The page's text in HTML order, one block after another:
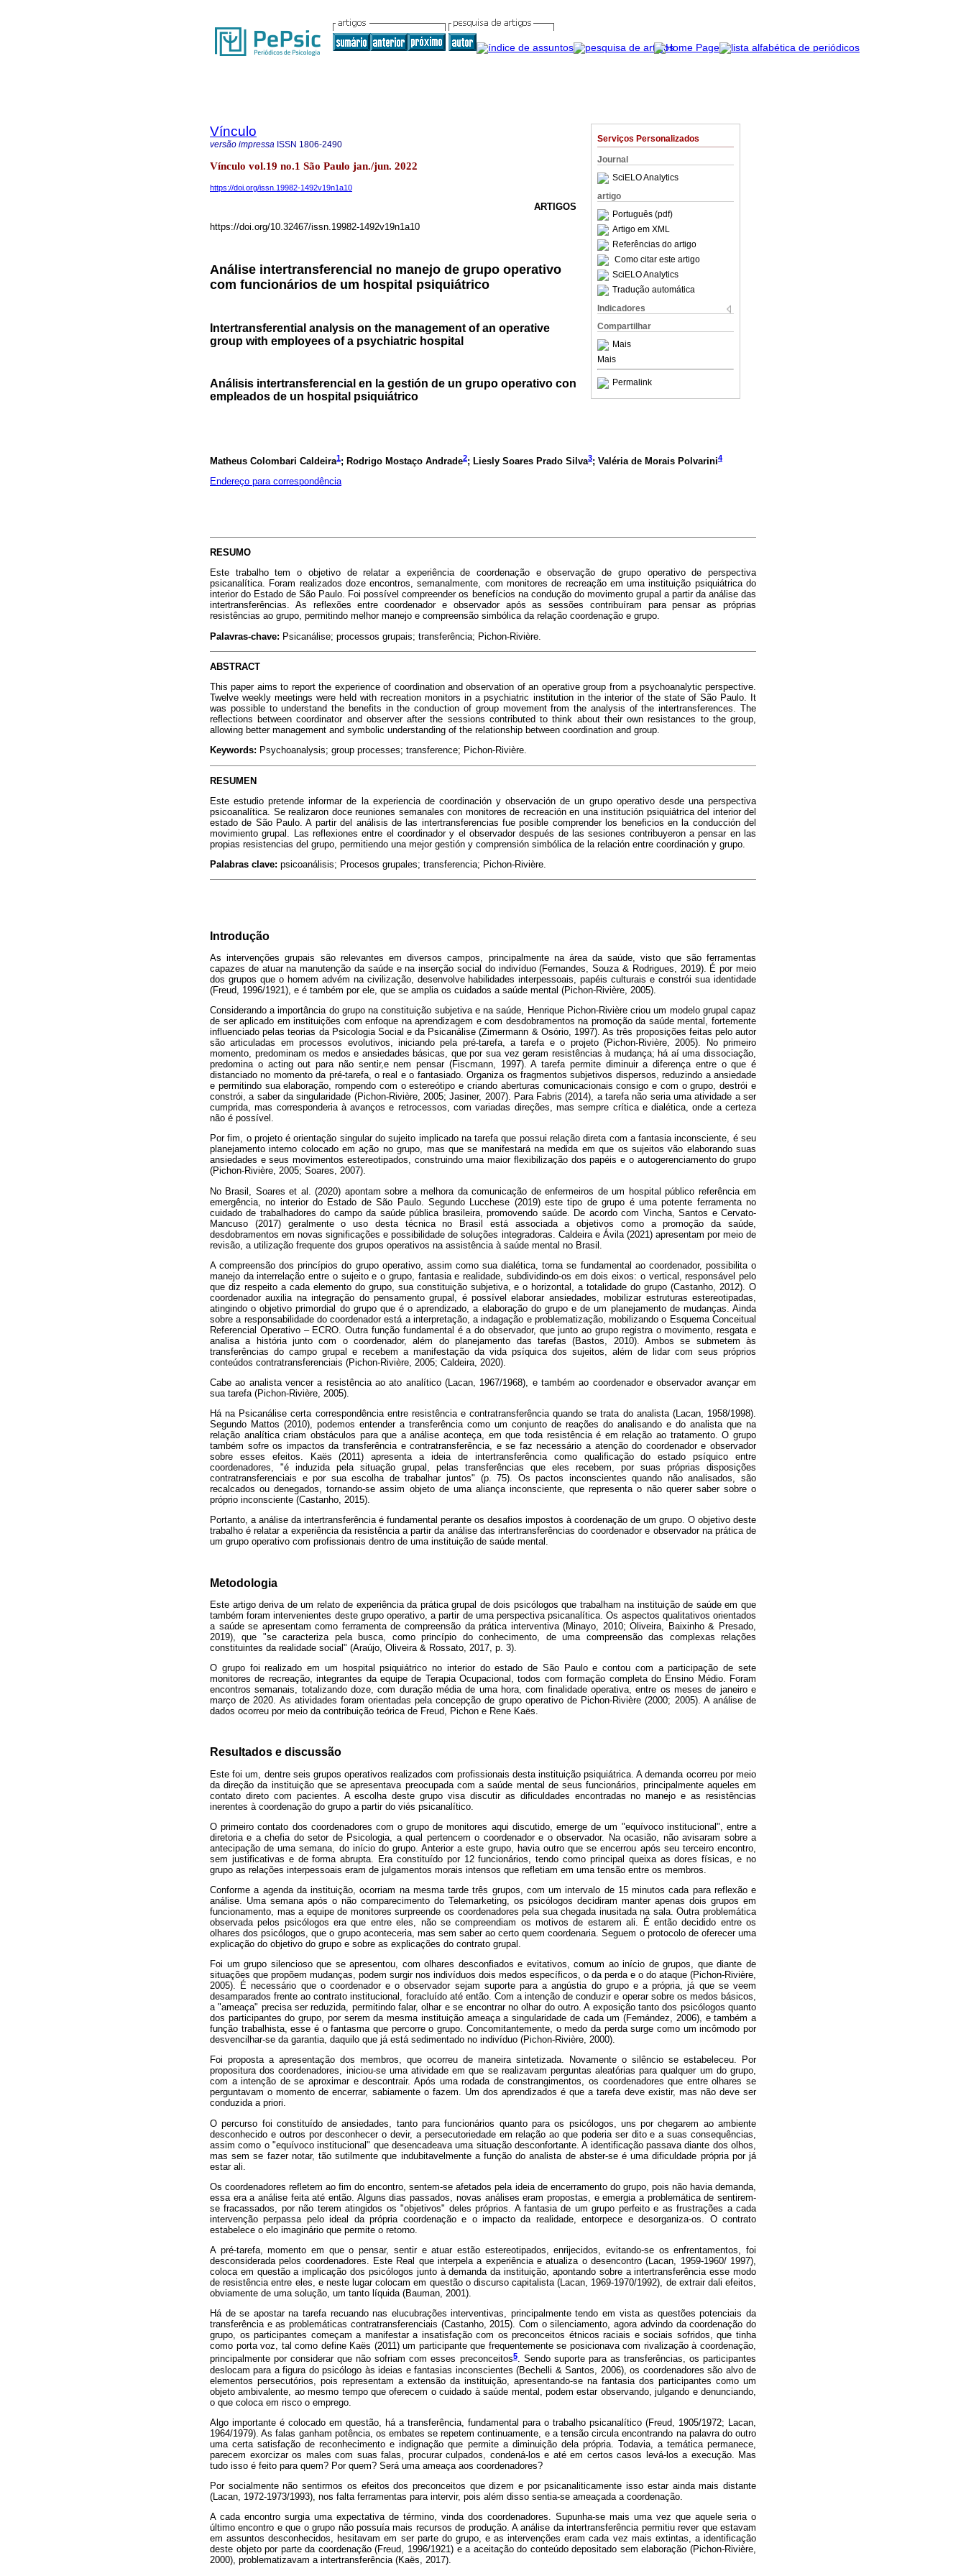
Serviços Personalizados
Journal
SciELO Analytics
artigo
Português (pdf)
Artigo em XML
Referências do artigo
Como citar este artigo
SciELO Analytics
Tradução automática
Indicadores
Compartilhar
Mais
Mais
Permalink
Vínculo
versão impressa ISSN 1806-2490
Vínculo vol.19 no.1 São Paulo jan./jun. 2022
https://doi.org/issn.19982-1492v19n1a10
ARTIGOS
https://doi.org/10.32467/issn.19982-1492v19n1a10
Análise intertransferencial no manejo de grupo operativo
com funcionários de um hospital psiquiátrico
Intertransferential analysis on the management of an operative
group with employees of a psychiatric hospital
Análisis intertransferencial en la gestión de un grupo operativo con
empleados de un hospital psiquiátrico
Matheus Colombari Caldeira1; Rodrigo Mostaço Andrade2; Liesly Soares Prado Silva3; Valéria de Morais Polvarini4
Endereço para correspondência
RESUMO
Este trabalho tem o objetivo de relatar a experiência de coordenação e observação de grupo operativo de perspectiva
psicanalítica. Foram realizados doze encontros, semanalmente, com monitores de recreação em uma instituição psiquiátrica do
interior do Estado de São Paulo. Foi possível compreender os benefícios na condução do movimento grupal a partir da análise das
intertransferências. As reflexões entre coordenador e observador após as sessões contribuíram para pensar as próprias
resistências ao grupo, permitindo melhor manejo e compreensão simbólica da relação coordenação e grupo.
Palavras-chave: Psicanálise; processos grupais; transferência; Pichon-Rivière.
ABSTRACT
This paper aims to report the experience of coordination and observation of an operative group from a psychoanalytic perspective.
Twelve weekly meetings were held with recreation monitors in a psychiatric institution in the interior of the state of São Paulo. It
was possible to understand the benefits in the conduction of group movement from the analysis of the intertransferences. The
reflections between coordinator and observer after the sessions contributed to think about their own resistances to the group,
allowing better management and symbolic understanding of the relationship between coordination and group.
Keywords: Psychoanalysis; group processes; transference; Pichon-Rivière.
RESUMEN
Este estudio pretende informar de la experiencia de coordinación y observación de un grupo operativo desde una perspectiva
psicoanalítica. Se realizaron doce reuniones semanales con monitores de recreación en una institución psiquiátrica del interior del
estado de São Paulo. A partir del análisis de las intertransferencias fue posible comprender los beneficios en la conducción del
movimiento grupal. Las reflexiones entre el coordinador y el observador después de las sesiones contribuyeron a pensar en las
propias resistencias del grupo, permitiendo una mejor gestión y comprensión simbólica de la relación entre coordinación y grupo.
Palabras clave: psicoanálisis; Procesos grupales; transferencia; Pichon-Rivière.
Introdução
As intervenções grupais são relevantes em diversos campos, principalmente na área da saúde, visto que são ferramentas
capazes de atuar na manutenção da saúde e na inserção social do indivíduo (Fernandes, Souza & Rodrigues, 2019). É por meio
dos grupos que o homem advém na civilização, desenvolve habilidades interpessoais, papéis culturais e constrói sua identidade
(Freud, 1996/1921), e é também por ele, que se amplia os cuidados a saúde mental (Pichon-Rivière, 2005).
Considerando a importância do grupo na constituição subjetiva e na saúde, Henrique Pichon-Rivière criou um modelo grupal capaz
de ser aplicado em instituições com enfoque na aprendizagem e com desdobramentos na promoção da saúde mental, fortemente
influenciado pelas teorias da Psicologia Social e da Psicanálise (Zimermann & Osório, 1997). As três proposições feitas pelo autor
são articuladas em processos evolutivos, iniciando pela pré-tarefa, a tarefa e o projeto (Pichon-Rivière, 2005). No primeiro
momento, predominam os medos e ansiedades básicas, que por sua vez geram resistências à mudança; há aí uma dissociação,
predomina o acting out para não sentir,e nem pensar (Fiscmann, 1997). A tarefa permite diminuir a diferença entre o que é
distanciado no momento da pré-tarefa, o real e o fantasiado. Organiza os fragmentos subjetivos dispersos, reduzindo a ansiedade
e permitindo sua elaboração, rompendo com o estereótipo e criando aberturas comunicacionais consigo e com o grupo, destrói e
constrói, a saber da singularidade (Pichon-Rivière, 2005; Jasiner, 2007). Para Fabris (2014), a tarefa não seria uma atividade a ser
cumprida, mas corresponderia à avanços e retrocessos, com variadas direções, mas sempre crítica e dialética, onde a certeza
não é possível.
Por fim, o projeto é orientação singular do sujeito implicado na tarefa que possui relação direta com a fantasia inconsciente, é seu
planejamento interno colocado em ação no grupo, mas que se manifestará na medida em que os sujeitos vão elaborando suas
ansiedades e seus movimentos estereotipados, construindo uma maior flexibilização dos papéis e o autogerenciamento do grupo
(Pichon-Rivière, 2005; Soares, 2007).
No Brasil, Soares et al. (2020) apontam sobre a melhora da comunicação de enfermeiros de um hospital público referência em
emergência, no interior do Estado de São Paulo. Segundo Lucchese (2019) este tipo de grupo é uma potente ferramenta no
cuidado de trabalhadores do campo da saúde pública brasileira, promovendo saúde. De acordo com Vincha, Santos e Cervato-
Mancuso (2017) geralmente o uso desta técnica no Brasil está associada a objetivos como a promoção da saúde,
desdobramentos em novas significações e possibilidade de soluções integradoras. Caldeira e Ávila (2021) apresentam por meio de
revisão, a utilização frequente dos grupos operativos na assistência à saúde mental no Brasil.
A compreensão dos princípios do grupo operativo, assim como sua dialética, torna se fundamental ao coordenador, possibilita o
manejo da interrelação entre o sujeito e o grupo, fantasia e realidade, subdividindo-os em dois eixos: o vertical, responsável pelo
que diz respeito a cada elemento do grupo, sua constituição subjetiva, e o horizontal, a totalidade do grupo (Castanho, 2012). O
coordenador auxilia na integração do pensamento grupal, é possível elaborar ansiedades, mobilizar estruturas estereotipadas,
atingindo o objetivo primordial do grupo que é o aprendizado, a elaboração do grupo e de um planejamento de mudanças. Ainda
sobre a responsabilidade do coordenador está a interpretação, a indagação e problematização, mobilizando o Esquema Conceitual
Referencial Operativo – ECRO. Outra função fundamental é a do observador, que junto ao grupo registra o movimento, resgata e
analisa a história junto com o coordenador, além do planejamento das tarefas (Bastos, 2010). Ambos se submetem às
transferências do campo grupal e recebem a manifestação da vida psíquica dos sujeitos, além de lidar com seus próprios
conteúdos contratransferenciais (Pichon-Rivière, 2005; Caldeira, 2020).
Cabe ao analista vencer a resistência ao ato analítico (Lacan, 1967/1968), e também ao coordenador e observador avançar em
sua tarefa (Pichon-Rivière, 2005).
Há na Psicanálise certa correspondência entre resistência e contratransferência quando se trata do analista (Lacan, 1958/1998).
Segundo Mattos (2010), podemos entender a transferência como um conjunto de reações do analisando e do analista que na
relação analítica criam obstáculos para que a análise aconteça, em que toda resistência é em relação ao tratamento. O grupo
também sofre os impactos da transferência e contratransferência, e se faz necessário a atenção do coordenador e observador
sobre esses efeitos. Kaës (2011) apresenta a ideia de intertransferência como qualificação do estado psíquico entre
coordenadores, "é induzida pela situação grupal, pelas transferências que eles recebem, por suas próprias disposições
contratransferenciais e por sua escolha de trabalhar juntos" (p. 75). Os pactos inconscientes quando não analisados, são
recalcados ou denegados, tornando-se assim objeto de uma aliança inconsciente, que representa o não querer saber sobre o
próprio inconsciente (Castanho, 2015).
Portanto, a análise da intertransferência é fundamental perante os desafios impostos à coordenação de um grupo. O objetivo deste
trabalho é relatar a experiência da resistência a partir da análise das intertransferências do coordenador e observador na prática de
um grupo operativo com profissionais dentro de uma instituição de saúde mental.
Metodologia
Este artigo deriva de um relato de experiência da prática grupal de dois psicólogos que trabalham na instituição de saúde em que
também foram intervenientes deste grupo operativo, a partir de uma perspectiva psicanalítica. Os aspectos qualitativos orientados
a saúde se apresentam como ferramenta de compreensão da prática interventiva (Minayo, 2010; Oliveira, Baixinho & Presado,
2019), que "se caracteriza pela busca, como princípio do conhecimento, de uma compreensão das complexas relações
constituintes da realidade social" (Araújo, Oliveira & Rossato, 2017, p. 3).
O grupo foi realizado em um hospital psiquiátrico no interior do estado de São Paulo e contou com a participação de sete
monitores de recreação, integrantes da equipe de Terapia Ocupacional, todos com formação completa do Ensino Médio. Foram
encontros semanais, totalizando doze, com duração média de uma hora, com finalidade operativa, entre os meses de janeiro e
março de 2020. As atividades foram orientadas pela concepção de grupo operativo de Pichon-Rivière (2000; 2005). A análise de
dados ocorreu por meio da contribuição teórica de Freud, Pichon e Rene Kaës.
Resultados e discussão
Este foi um, dentre seis grupos operativos realizados com profissionais desta instituição psiquiátrica. A demanda ocorreu por meio
da direção da instituição que se apresentava preocupada com a saúde mental de seus funcionários, principalmente aqueles em
contato direto com pacientes. A escolha deste grupo visa discutir as dificuldades encontradas no manejo e as resistências
inerentes à coordenação do grupo a partir do viés psicanalítico.
O primeiro contato dos coordenadores com o grupo de monitores aqui discutido, emerge de um "equívoco institucional", entre a
diretoria e a chefia do setor de Psicologia, a qual pertencem o coordenador e o observador. Na ocasião, não avisaram sobre a
antecipação de uma semana, do início do grupo. Anterior a este grupo, havia outro que se encerrou após seu terceiro encontro,
sem justificativas e de forma abrupta. Era constituído por 12 funcionários, tendo como principal queixa as dores físicas, e no
grupo as relações interpessoais eram de julgamentos morais intensos que refletiam em uma tensão entre os membros.
Conforme a agenda da instituição, ocorriam na mesma tarde três grupos, com um intervalo de 15 minutos cada para reflexão e
análise. Uma semana após o não comparecimento do Telemarketing, os psicólogos decidiram manter apenas dois grupos em
funcionamento, mas a equipe de monitores surpreende os coordenadores pela sua chegada inusitada na sala. Outra problemática
observada pelos psicólogos era que entre eles, não se compreendiam os motivos de estarem ali. É então decidido entre os
olhares dos psicólogos, que o grupo aconteceria, mas sem saber ao certo quem coordenaria. Seguem o protocolo de oferecer uma
explicação do objetivo do grupo e sobre as explicações do contrato grupal.
Foi um grupo silencioso que se apresentou, com olhares desconfiados e evitativos, comum ao início de grupos, que diante de
situações que propõem mudanças, podem surgir nos indivíduos dois medos específicos, o da perda e o do ataque (Pichon-Rivière,
2005). É necessário que o coordenador e o observador sejam suporte para a angústia do grupo e a própria, já que se veem
desamparados frente ao contrato institucional, foracluído até então. Com a intenção de conduzir e operar sobre os medos básicos,
a "ameaça" precisa ser reduzida, permitindo falar, olhar e se encontrar no olhar do outro. A exposição tanto dos psicólogos quanto
dos participantes do grupo, por serem da mesma instituição ameaça a singularidade de cada um (Fernández, 2006), e também a
função trabalhista, esse é o fantasma que percorre o grupo. Concomitantemente, o medo da perda surge como um incômodo por
desvencilhar-se da garantia, daquilo que já está sedimentado no indivíduo (Pichon-Rivière, 2000).
Foi proposta a apresentação dos membros, que ocorreu de maneira sintetizada. Novamente o silêncio se estabeleceu. Por
propositura dos coordenadores, iniciou-se uma atividade em que se realizavam perguntas aleatórias para qualquer um do grupo,
com a intenção de se aproximar e descontrair. Após uma rodada de constrangimentos, os coordenadores que entre olhares se
perguntavam o momento de encerrar, sabiamente o fazem. Um dos aprendizados é que a tarefa deve existir, mas não deve ser
conduzida a priori.
O percurso foi constituído de ansiedades, tanto para funcionários quanto para os psicólogos, uns por chegarem ao ambiente
desconhecido e outros por desconhecer o devir, a persecutoriedade em relação ao que poderia ser dito e a suas consequências,
assim como o "equívoco institucional" que desencadeava uma situação desconfortante. A identificação passava diante dos olhos,
mas sem se fazer notar, tão sutilmente que indubitavelmente a função do analista de abster-se é uma dificuldade própria por já
estar ali.
Os coordenadores refletem ao fim do encontro, sentem-se afetados pela ideia de encerramento do grupo, pois não havia demanda,
essa era a análise feita até então. Alguns dias passados, novas análises eram propostas, e emergia a problemática de sentirem-
se fracassados, por não terem atingidos os "objetivos" deles próprios. A fantasia de um grupo perfeito e as frustrações a cada
intervenção perpassa pelo ideal da própria coordenação e o impacto da realidade, entorpece e desorganiza-os. O contrato
estabelece o elo imaginário que permite o retorno.
A pré-tarefa, momento em que o pensar, sentir e atuar estão estereotipados, enrijecidos, evitando-se os enfrentamentos, foi
desconsiderada pelos coordenadores. Este Real que interpela a experiência e atualiza o desencontro (Lacan, 1959-1960/ 1997),
coloca em questão a implicação dos psicólogos junto à demanda da instituição, apontando sobre a intertransferência esse modo
de resistência entre eles, e neste lugar colocam em questão o discurso capitalista (Lacan, 1969-1970/1992), de extrair dali efeitos,
obviamente de uma solução, um tanto líquida (Bauman, 2001).
Há de se apostar na tarefa recuando nas elucubrações interventivas, principalmente tendo em vista as questões potenciais da
transferência e as problemáticas contratransferenciais (Castanho, 2015). Com o silenciamento, agora advindo da coordenação do
grupo, os participantes começam a manifestar a insatisfação com os preconceitos étnicos raciais e sociais sofridos, que tinha
como porta voz, tal como define Kaës (2011) um participante que frequentemente se posicionava com rivalização à coordenação,
principalmente por considerar que não sofriam com esses preconceitos5. Sendo suporte para as transferências, os participantes
deslocam para a figura do psicólogo às ideias e fantasias inconscientes (Bechelli & Santos, 2006), os coordenadores são alvo de
elementos persecutórios, pois representam a extensão da instituição, apresentando-se na fantasia dos participantes como um
objeto ambivalente, ao mesmo tempo que oferecem o cuidado à saúde mental, podem estar observando, julgando e denunciando,
o que coloca em risco o emprego.
Algo importante é colocado em questão, há a transferência, fundamental para o trabalho psicanalítico (Freud, 1905/1972; Lacan,
1964/1979). As falas ganham potência, os embates se repetem continuamente, e a tensão circula encontrando na palavra do outro
uma certa satisfação de reconhecimento e indignação que permite a diminuição dela própria. Todavia, a temática permanece,
parecem exorcizar os males com suas falas, procurar culpados, condená-los e até em certos casos levá-los a execução. Mas
tudo isso é feito para quem? Por quem? Será uma ameaça aos coordenadores?
Por socialmente não sentirmos os efeitos dos preconceitos que dizem e por psicanaliticamente isso estar ainda mais distante
(Lacan, 1972-1973/1993), nos falta ferramentas para intervir, pois além disso sentia-se ameaçada a coordenação.
A cada encontro surgia uma expectativa de término, vinda dos coordenadores. Supunha-se mais uma vez que aquele seria o
último encontro e que o grupo não possuía mais recursos de produção. A análise da intertransferência permitiu rever que estavam
em assuntos desconhecidos, hesitavam em ser parte do grupo, e as intervenções eram cada vez mais extintas, a identificação
deste objeto por parte da coordenação (Freud, 1996/1921) e a aceitação do conteúdo depositado sem elaboração (Pichon-Rivière,
2000), problematizavam a intertransferência (Kaës, 2017).